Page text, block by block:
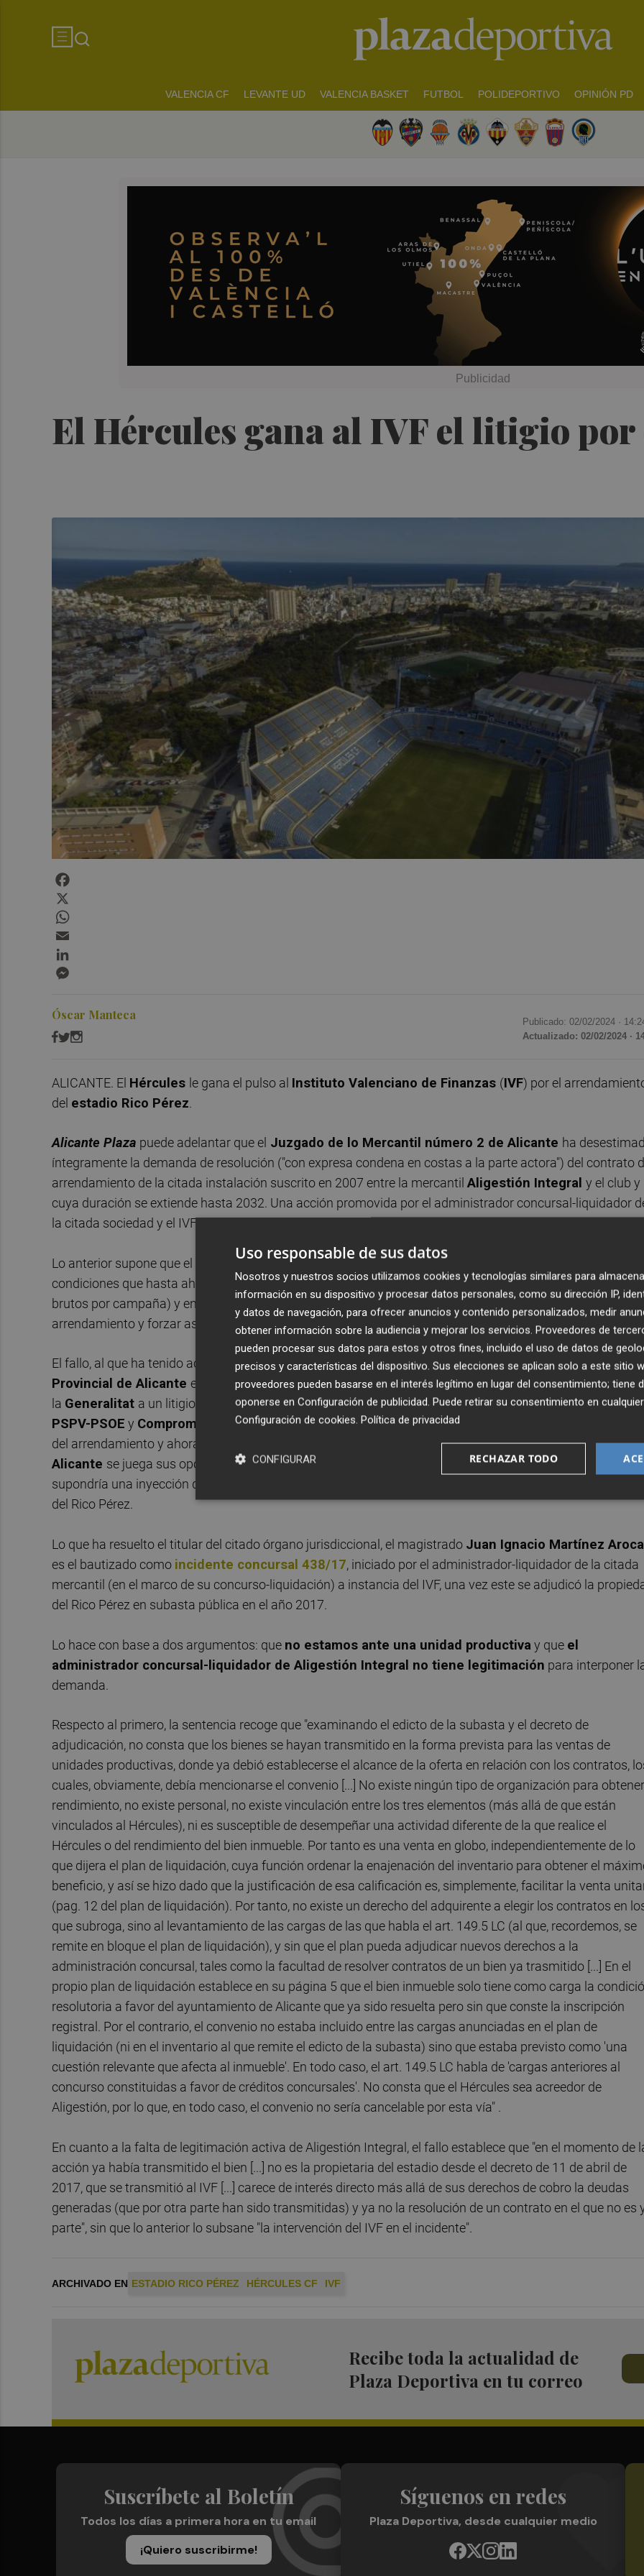
VALENCIA CF LEVANTE UD VALENCIA BASKET FUTBOL POLIDEPORTIVO OPINIÓN PD
El Hércules gana al IVF el litigio por
Óscar Manteca Publicado: 02/02/2024 ·
Actualizado: 02/02/2024 ·
ALICANTE. El Hércules le gana el pulso al Instituto Valenciano de Finanzas (IVF) por el
del estadio Rico Pérez.
Alicante Plaza puede adelantar que el Juzgado de lo Mercantil número 2 de Alicante ha
íntegramente la demanda de resolución ("con expresa condena en costas a la parte actora") del contrato
arrendamiento de la citada instalación suscrito en 2007 entre la mercantil Aligestión Integral y el club y
cuya duración se extiende hasta 2032. Una acción promovida por el administrador concursal-liquidador
la citada sociedad y el IVF.
Lo anterior supone que el Hércules seguirá haciendo uso del Rico Pérez hasta 2032 en las mismas
condiciones que hasta ahora (pagando el canon anual estipulado en el contrato; el 7% de sus ingresos
brutos por campaña) y en contra de lo que quería elbanco del Consell: este buscaba que se resolviera
arrendamiento y forzar así a la celebración de un nuevo convenio de uso, con otras condiciones.
El fallo, al que ha tenido acceso este medio y está fechado este 2 de febrero, es recurrible ante la
Provincial de Alicante en el plazo de 20 días, pero supone un revés importante para el IVF y, por
la Generalitat a un litigio iniciado, eso sí, por un gobierno autonómico distinto del actual y es que eran
PSPV-PSOE y Compromís quienes gobernaban en el Palaucuando el banco del Consell instó la
del arrendamiento y ahora lo hace el
. Además, la sentencia llega en un momento en el
Alicante se juega sus opciones de convertirse en subsede del Mundial 2030, el premio menor (pero que
supondría una inyección de capital significativo) al que opta por el estado cochambroso, rozando la ruina
del Rico Pérez.
Lo que ha resuelto el titular del citado órgano jurisdiccional, el magistrado Juan Ignacio Martínez Aroca
es el bautizado como incidente concursal 438/17, iniciado por el administrador-liquidador de la citada
mercantil (en el marco de su concurso-liquidación) a instancia del IVF, una vez este se adjudicó la
del Rico Pérez en subasta pública en el año 2017.
Lo hace con base a dos argumentos: que no estamos ante una unidad productiva y que el
administrador concursal-liquidador de Aligestión Integral no tiene legitimación para interponer
demanda.
Respecto al primero, la sentencia recoge que "examinando el edicto de la subasta y el decreto de
adjudicación, no consta que los bienes se hayan transmitido en la forma prevista para las ventas de
unidades productivas, donde ya debió establecerse el alcance de la oferta en relación con los contratos,
cuales, obviamente, debía mencionarse el convenio [...] No existe ningún tipo de organización para obtener
rendimiento, no existe personal, no existe vinculación entre los tres elementos (más allá de que están
vinculados al Hércules), ni es susceptible de desempeñar una actividad diferente de la que realice el
Hércules o del rendimiento del bien inmueble. Por tanto es una venta en globo, independientemente de lo
que dijera el plan de liquidación, cuya función ordenar la enajenación del inventario para obtener el
beneficio, y así se hizo dado que la justificación de esa calificación es, simplemente, facilitar la venta
(pag. 12 del plan de liquidación). Por tanto, no existe un derecho del adquirente a elegir los contratos en
que subroga, sino al levantamiento de las cargas de las que habla el art. 149.5 LC (al que, recordemos, se
remite en bloque el plan de liquidación), y sin que el plan pueda adjudicar nuevos derechos a la
administración concursal, tales como la facultad de resolver contratos de un bien ya trasmitido [...] En el
propio plan de liquidación establece en su página 5 que el bien inmueble solo tiene como carga la
resolutoria a favor del ayuntamiento de Alicante que ya sido resuelta pero sin que conste la inscripción
registral. Por el contrario, el convenio no estaba incluido entre las cargas anunciadas en el plan de
liquidación (ni en el inventario al que remite el edicto de la subasta) sino que estaba previsto como 'una
cuestión relevante que afecta al inmueble'. En todo caso, el art. 149.5 LC habla de 'cargas anteriores al
concurso constituidas a favor de créditos concursales'. No consta que el Hércules sea acreedor de
Aligestión, por lo que, en todo caso, el convenio no sería cancelable por esta vía" .
En cuanto a la falta de legitimación activa de Aligestión Integral, el fallo establece que "en el momento de
acción ya había transmitido el bien [...] no es la propietaria del estadio desde el decreto de 11 de abril de
2017, que se transmitió al IVF [...] carece de interés directo más allá de sus derechos de cobro la deudas
generadas (que por otra parte han sido transmitidas) y ya no la resolución de un contrato en el que no es
parte", sin que lo anterior lo subsane "la intervención del IVF en el incidente".
ARCHIVADO EN ESTADIO RICO PÉREZ HÉRCULES CF IVF
Recibe toda la actualidad de
Plaza Deportiva en tu correo
Suscríbete al Boletín
Todos los días a primera hora en tu email
¡Quiero suscribirme!
Síguenos en redes
Plaza Deportiva, desde cualquier medio
Uso responsable de sus datos
Nosotros y nuestros socios utilizamos cookies y tecnologías similares para
información en su dispositivo y procesar datos personales, como su dirección IP,
y datos de navegación, para ofrecer anuncios y contenido personalizados, medir
obtener información sobre la audiencia y mejorar los servicios. Proveedores de
pueden procesar sus datos para estos y otros fines, incluido el uso de datos de
precisos y características del dispositivo. Sus elecciones se aplican solo a este sitio
proveedores pueden basarse en el interés legítimo en lugar del consentimiento; tiene
oponerse en Configuración de publicidad. Puede retirar su consentimiento en
Configuración de cookies. Política de privacidad
RECHAZAR TODO
CONFIGURAR